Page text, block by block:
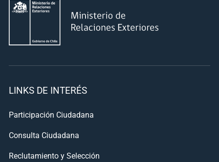
LINKS DE INTERÉS
Participación Ciudadana
Consulta Ciudadana
Reclutamiento y Selección